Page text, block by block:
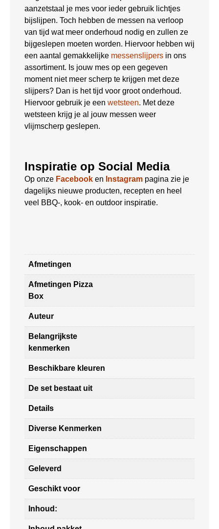
aanzetstaal je mes voor ieder gebruik lichtjes
bijslijpen. Toch hebben de messen na verloop
van tijd wat meer onderhoud nodig en zullen ze
bijgeslepen moeten worden. Hiervoor hebben wij
een aantal gemakkelijke messenslijpers in ons
assortiment. Is jouw mes op een gegeven
moment niet meer scherp te krijgen met deze
slijpers? Dan is het tijd voor groot onderhoud.
Hiervoor gebruik je een wetsteen. Met deze
wetsteen krijg je al jouw messen weer
vlijmscherp geslepen.
Inspiratie op Social Media
Op onze Facebook en Instagram pagina zie je
dagelijks nieuwe producten, recepten en heel
veel BBQ-, kook- en outdoor inspiratie.
Afmetingen
Afmetingen Pizza
Box
Auteur
Belangrijkste
kenmerken
Beschikbare kleuren
De set bestaat uit
Details
Diverse Kenmerken
Eigenschappen
Geleverd
Geschikt voor
Inhoud: